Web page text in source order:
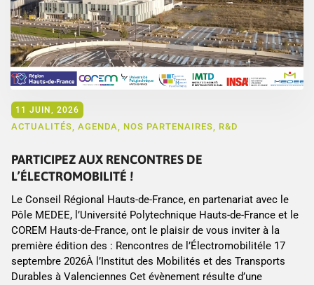
11 JUIN, 2026
ACTUALITÉS, AGENDA, NOS PARTENAIRES, R&D
PARTICIPEZ AUX RENCONTRES DE
L’ÉLECTROMOBILITÉ !
Le Conseil Régional Hauts-de-France, en partenariat avec le
Pôle MEDEE, l’Université Polytechnique Hauts-de-France et le
COREM Hauts-de-France, ont le plaisir de vous inviter à la
première édition des : Rencontres de l’Électromobilitéle 17
septembre 2026À l’Institut des Mobilités et des Transports
Durables à Valenciennes Cet évènement résulte d’une